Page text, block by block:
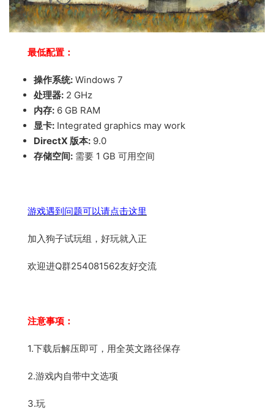
最低配置：
操作系统: Windows 7
处理器: 2 GHz
内存: 6 GB RAM
显卡: Integrated graphics may work
DirectX 版本: 9.0
存储空间: 需要 1 GB 可用空间
游戏遇到问题可以请点击这里
加入狗子试玩组，好玩就入正
欢迎进Q群254081562友好交流
注意事项：
1.下载后解压即可，用全英文路径保存
2.游戏内自带中文选项
3.玩